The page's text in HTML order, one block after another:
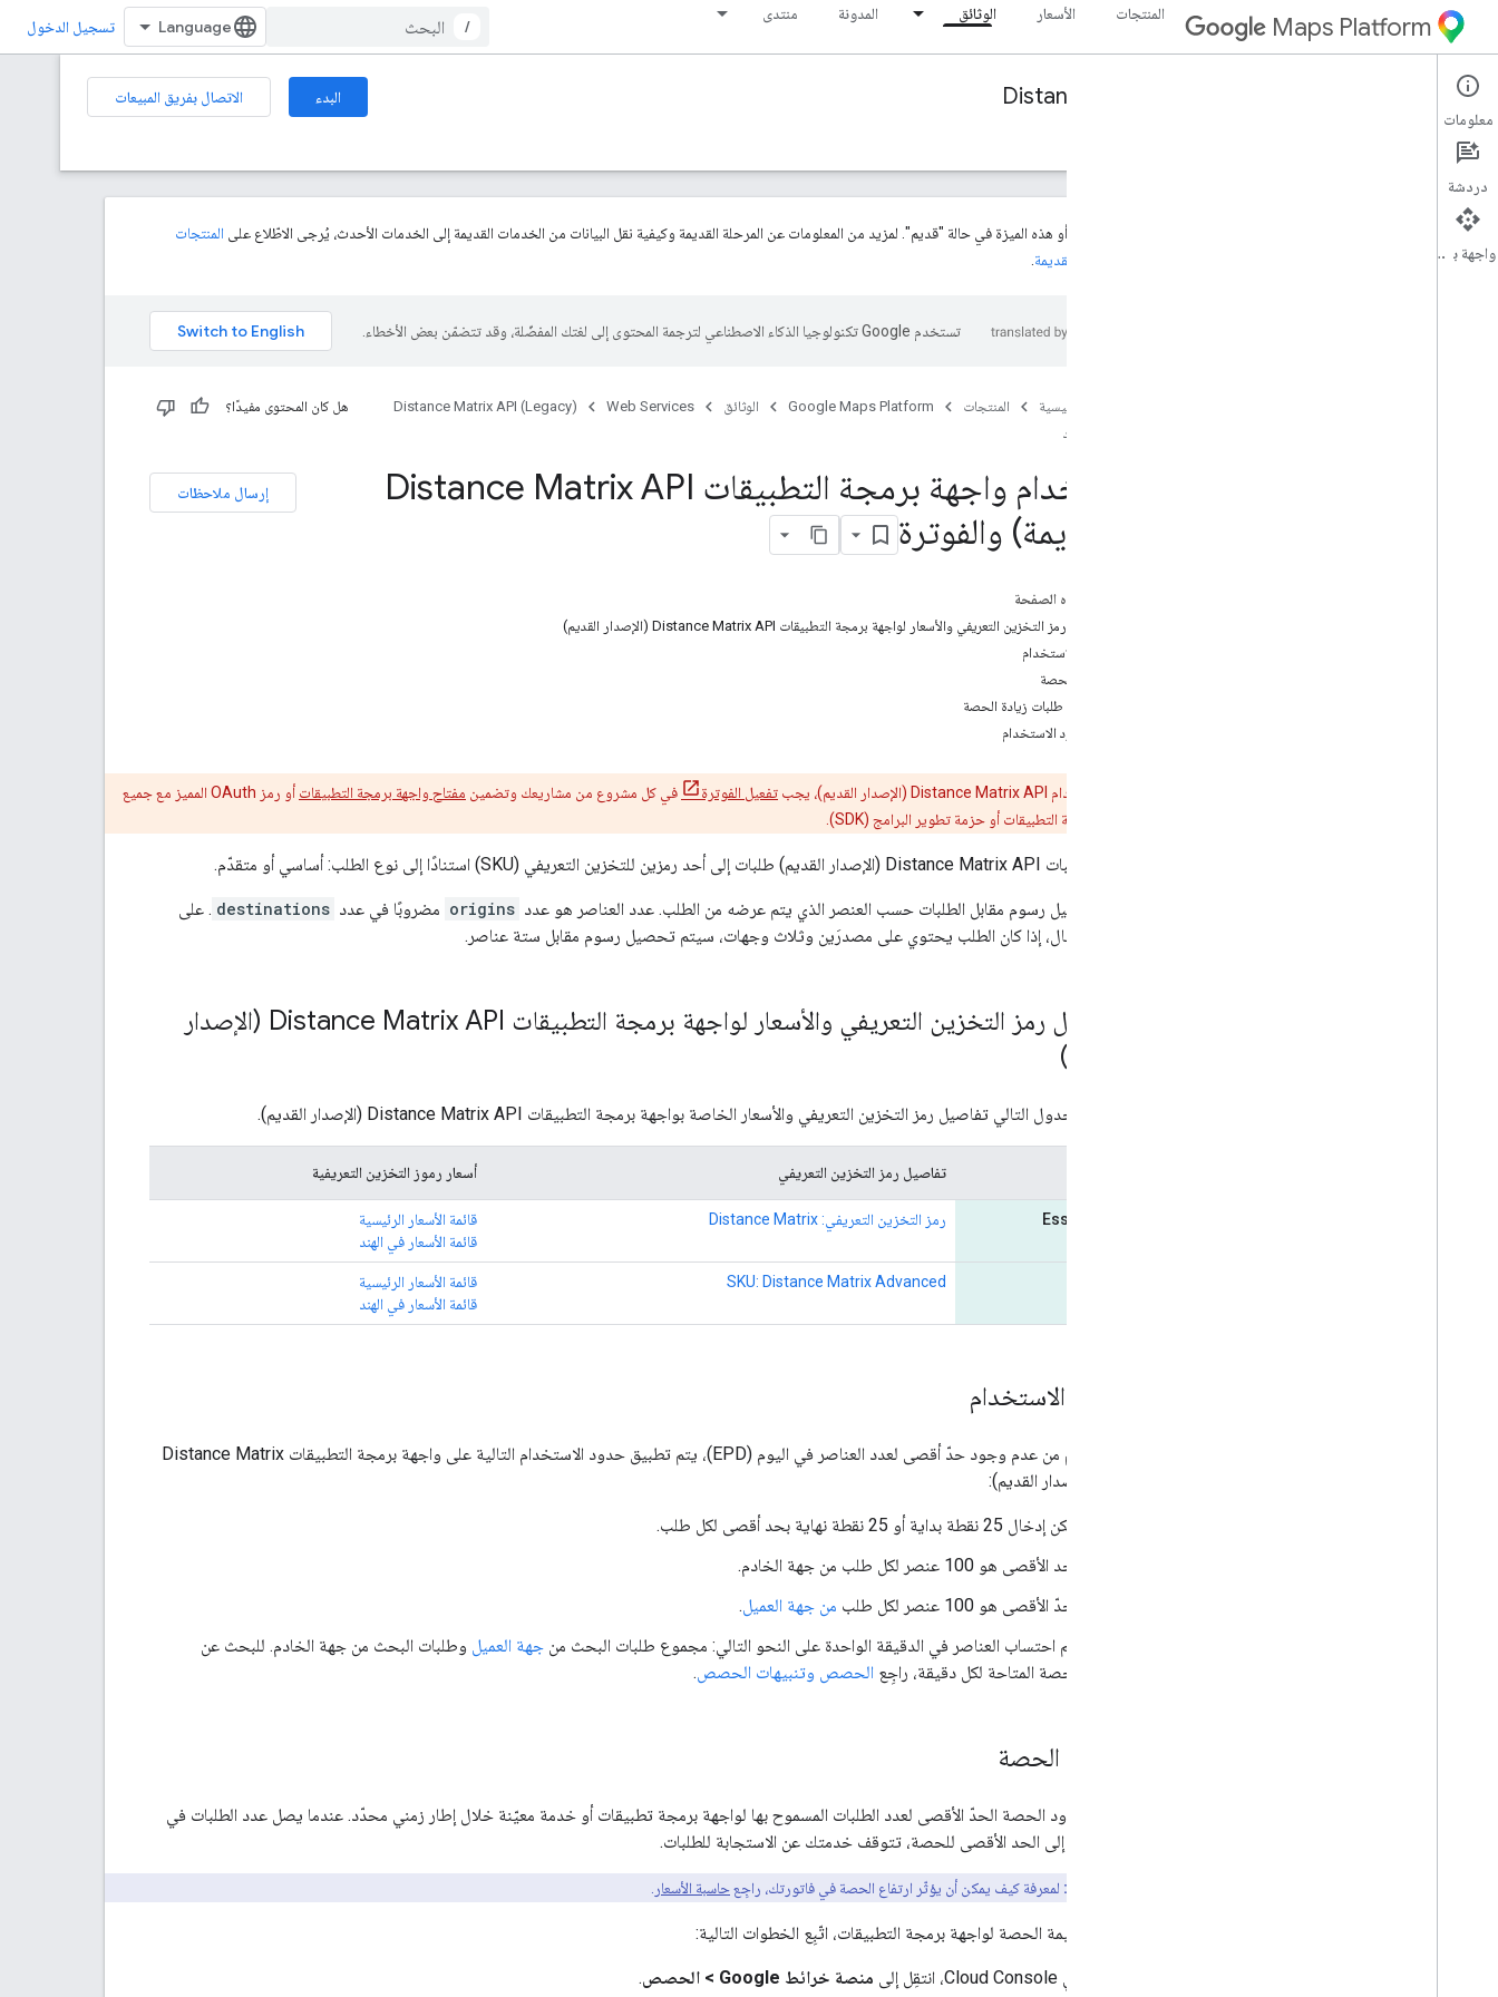
Maps Platform المنتجات الأسعار الوثائق المدونة منتدى
/ تسجيل الدخول
Web Services
Distance Matrix API (Legacy) البدء
الاتصال بفريق المبيعات
الأدلة
هذا المنتج أو هذه الميزة في حالة "قديم". لمزيد من المعلومات عن المرحلة القديمة وكيفية نقل البيانات من الخدمات القديمة إلى الخدمات الأحدث، يُرجى الاطّلاع على المنتجات
والميزات القديمة
تستخدم Google تكنولوجيا الذكاء الاصطناعي لترجمة المحتوى إلى لغتك المفضّلة، وقد تتضمّن بعض الأخطاء.
الصفحة الرئيسية المنتجات Google Maps Platform الوثائق Web Services
Distance Matrix API (Legacy)
الموارد
هل كان المحتوى مفيدًا؟
إرسال ملاحظات
استخدام واجهة برمجة التطبيقات Distance Matrix API
(القديمة) والفوترة
على هذه الصفحة
تفاصيل رمز التخزين التعريفي والأسعار لواجهة برمجة التطبيقات Distance Matrix API (الإصدار القديم)
حدود الاستخدام
تعديل الحصة
عرض طلبات زيادة الحصة
قيود بنود الاستخدام
لاستخدام Distance Matrix API (الإصدار القديم)، يجب تفعيل الفوترة في كل مشروع من مشاريعك وتضمين مفتاح واجهة برمجة التطبيقات
أو رمز OAuth المميز مع جميع
طلبات واجهة برمجة التطبيقات أو حزمة تطوير البرامج (SDK).
تُنشئ طلبات Distance Matrix API (الإصدار القديم) طلبات إلى أحد رمزين للتخزين التعريفي (SKU) استنادًا إلى نوع الطلب: أساسي أو متقدّم.
يتم تحصيل رسوم مقابل الطلبات حسب العنصر الذي يتم عرضه من الطلب. عدد العناصر هو عدد origins مضروبًا في عدد destinations . على
سبيل المثال، إذا كان الطلب يحتوي على مصدرَين وثلاث وجهات، سيتم تحصيل رسوم مقابل ستة عناصر.
تفاصيل رمز التخزين التعريفي والأسعار لواجهة برمجة التطبيقات Distance Matrix API (الإصدار
القديم)
يعرض الجدول التالي تفاصيل رمز التخزين التعريفي والأسعار الخاصة بواجهة برمجة التطبيقات Distance Matrix API (الإصدار القديم).
تفاصيل رمز التخزين التعريفي أسعار رموز التخزين التعريفية
Essentials رمز التخزين التعريفي: Distance Matrix
قائمة الأسعار الرئيسية
قائمة الأسعار في الهند
SKU: Distance Matrix Advanced
قائمة الأسعار الرئيسية
قائمة الأسعار في الهند
حدود الاستخدام
على الرغم من عدم وجود حدّ أقصى لعدد العناصر في اليوم (EPD)، يتم تطبيق حدود الاستخدام التالية على واجهة برمجة التطبيقات Distance Matrix
يمكن إدخال 25 نقطة بداية أو 25 نقطة نهاية بحد أقصى لكل طلب.
الحد الأقصى هو 100 عنصر لكل طلب من جهة الخادم.
الحدّ الأقصى هو 100 عنصر لكل طلب
من جهة العميل.
يتم احتساب العناصر في الدقيقة الواحدة على النحو التالي: مجموع طلبات البحث من جهة العميل وطلبات البحث من جهة الخادم. للبحث عن
الحصة المتاحة لكل دقيقة، راجِع الحصص وتنبيهات الحصص.
تعديل الحصة
تحدّد حدود الحصة الحدّ الأقصى لعدد الطلبات المسموح بها لواجهة برمجة تطبيقات أو خدمة معيّنة خلال إطار زمني محدّد. عندما يصل عدد الطلبات في
مشروعك إلى الحد الأقصى للحصة، تتوقف خدمتك عن الاستجابة للطلبات.
ملاحظة مهمة: لمعرفة كيف يمكن أن يؤثّر ارتفاع الحصة في فاتورتك، راجِعحاسبة الأسعار
لتعديل قيمة الحصة لواجهة برمجة التطبيقات، اتّبِع الخطوات التالية:
في Cloud Console، انتقِل إلى منصة خرائط Google > الحصص
.
معلومات
دردشة
واجهة برمجة التطبيقات